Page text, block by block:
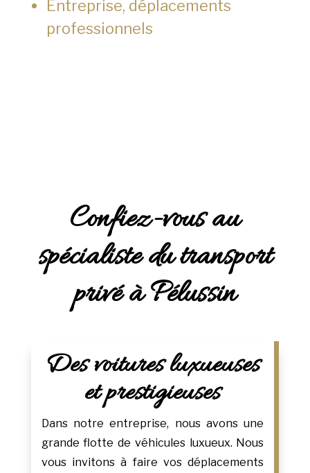
Entreprise, déplacements
professionnels
Confiez-vous au
spécialiste du transport
privé à Pélussin
Des voitures luxueuses
et prestigieuses
Dans notre entreprise, nous avons une
grande flotte de véhicules luxueux. Nous
vous invitons à faire vos déplacements